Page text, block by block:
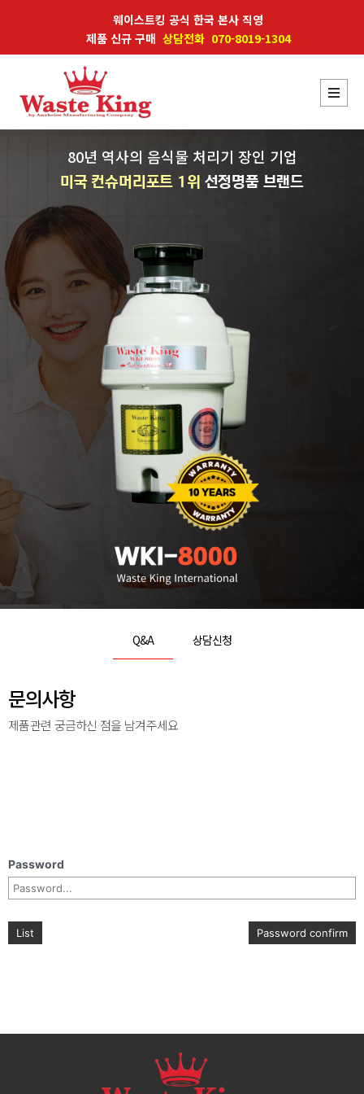
웨이스트킹 공식 한국 본사 직영
제품 신규 구매 상담전화 070-8019-1304
80년 역사의 음식물 처리기 장인 기업
미국 컨슈머리포트 1위 선정명품 브랜드
Q&A 상담신청
문의사항
제품관련 궁금하신 점을 남겨주세요
Password
List Password confirm